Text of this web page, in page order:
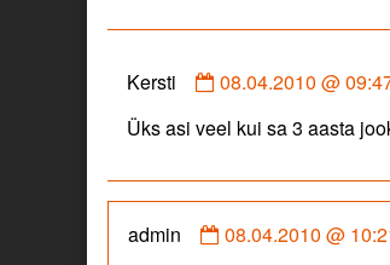
Kersti
Comment
Kersti
on
08.04.2010 @
Üks asi veel kui sa 3 aasta
admin
Comment
08.04.2010 @